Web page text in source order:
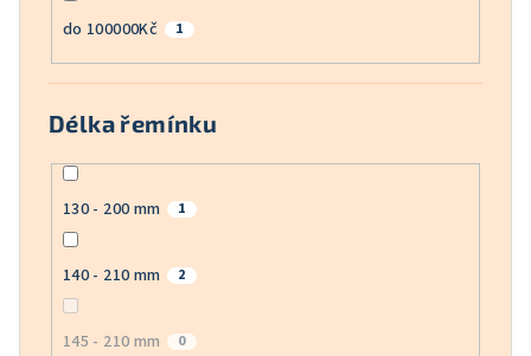
do 100000Kč 1
Délka řemínku
130 - 200 mm 1
140 - 210 mm 2
145 - 210 mm 0